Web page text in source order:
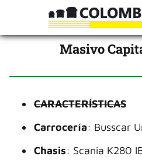
Masivo
CARACTERÍSTICAS
Carrocería: Busscar
Chasis: Scania K280